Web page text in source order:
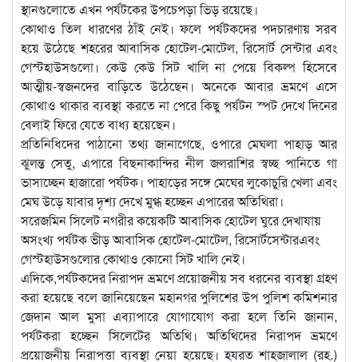
স্থানগুলোতে এখন পর্যটকের উপচেপড়া ভিড় রয়েছে।
কোথাও তিল ধারণের ঠাঁই নেই। ফলে পর্যটকদের পদচারণায় সরব
হয়ে উঠেছে শহরের আবাসিক হোটেল-মোটেল, রিসোর্ট সেন্টার এবং
গেস্টহাউসগুলো। কেউ কেউ সিট খালি না পেয়ে বিকল্প হিসেবে
আত্মীয়-স্বজনদের বাড়িতে উঠেছেন। অনেকে আবার ভ্রমণে এসে
কোথাও থাকার ব্যবস্থা করতে না পেরে কিছু পর্যটন স্পট দেখে দিনের
বেলাই ফিরে যেতে বাধ্য হয়েছেন।
প্রতিনিধিদের পাঠানো তথ্য জানাগেছে, ওপারে মেঘলা পাহাড় আর
ঝুলন্ত সেতু, এপারে বিছনাকান্দির নীল জলরাশির স্বচ্ছ পানিতে গা
ভাসাচ্ছেন হাজারো পর্যটক। পাহাড়ের সঙ্গে মেঘের লুকোচুরি খেলা এবং
মেঘ উড়ে যাবার দৃশ্য দেখে মুগ্ধ হচ্ছেন এপারের অতিথিরা।
সরেজমিন সিলেট নগরীর কয়েকটি আবাসিক হোটেল ঘুরে দেখাযায়
অসংখ্য পর্যটক ভীড় আবাসিক হোটেল-মোটেল, রিসোর্টসেন্টারএবং
গেস্টহাউসগুলোর কোথাও কোনো সিট খালি নেই।
এদিকে,পর্যটকদের নিরাপদ ভ্রমণে প্রয়োজনীয় সব ধরনের ব্যবস্থা গ্রহণ
করা হয়েছে বলে জানিয়েছেন মহানগর পুলিশের উপ পুলিশ কমিশনার
জেদান আল মুসা এব্যাপারে যোগাযোগ করা হলে তিনি জানান,
পর্যটকরা হচ্ছেন সিলেটের অতিথি। অতিথিদের নিরাপদ ভ্রমণে
প্রয়োজনীয় নিরাপত্তা ব্যবস্থা নেয়া হয়েছে। হযরত শাহজালাল (রহ.)